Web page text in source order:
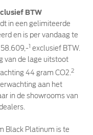
BTW
in een gelimiteerde
en is per vandaag te
1 exclusief BTW.
van de lage uitstoot
44 gram CO2.2
aan het
in de showrooms van
Black Platinum is te